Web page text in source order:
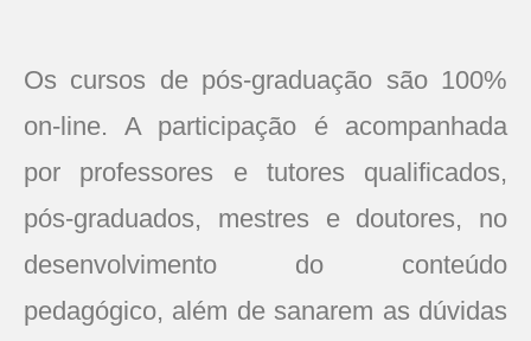
Os cursos de pós-graduação são 100%
on-line. A participação é acompanhada
por professores e tutores qualificados,
pós-graduados, mestres e doutores, no
desenvolvimento do conteúdo
pedagógico, além de sanarem as dúvidas